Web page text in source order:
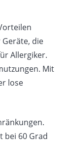
die
Allergiker.
Mit
lose
bei 60 Grad